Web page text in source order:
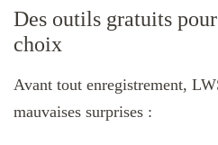
Des outils gratuits
choix
Avant tout enregistrement,
mauvaises surprises :